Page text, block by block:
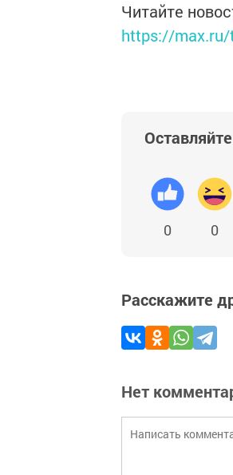
Читайте
https://
0 0
Расскажите
Нет